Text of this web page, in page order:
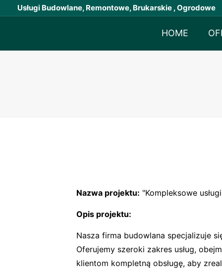
Usługi Budowlane, Remontowe, Brukarskie , Ogrodowe
HOME
Nazwa projektu: "Kompleksowe
Opis projektu:
Nasza firma budowlana specjalizuje
Oferujemy szeroki zakres usług,
klientom kompletną obsługę, aby